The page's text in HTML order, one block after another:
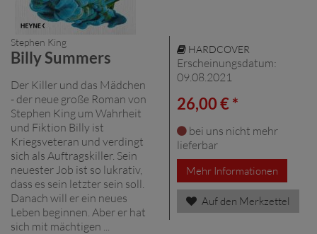
Stephen King
Billy Summers
Der Killer und das Mädchen
- der neue große Roman von
Stephen King um Wahrheit
und Fiktion Billy ist
Kriegsveteran und verdingt
sich als Auftragskiller. Sein
neuester Job ist so lukrativ,
dass es sein letzter sein soll.
Danach will er ein neues
Leben beginnen. Aber er hat
sich mit mächtigen ...
HARDCOVER
Erscheinungsdatum:
09.08.2021
26,00 € *
bei uns nicht mehr
lieferbar
Mehr Informationen
Auf den Merkzettel